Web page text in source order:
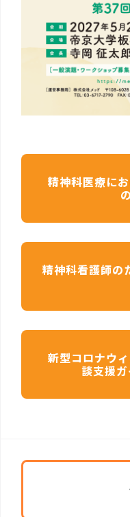
精神科医療に
精神科看護師の
新型コロナウ
談支援